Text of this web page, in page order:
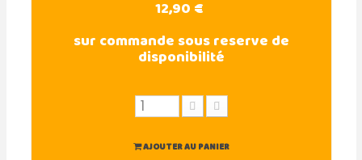
12,90 €
sur commande sous reserve de
disponibilité
AJOUTER AU PANIER